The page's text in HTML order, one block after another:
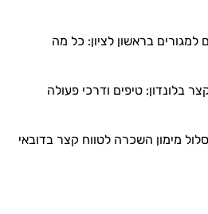
בראשון לציון: כל מה
בלונדון: טיפים ודרכי פעולה
מימון השכרה לטווח קצר בדובאי